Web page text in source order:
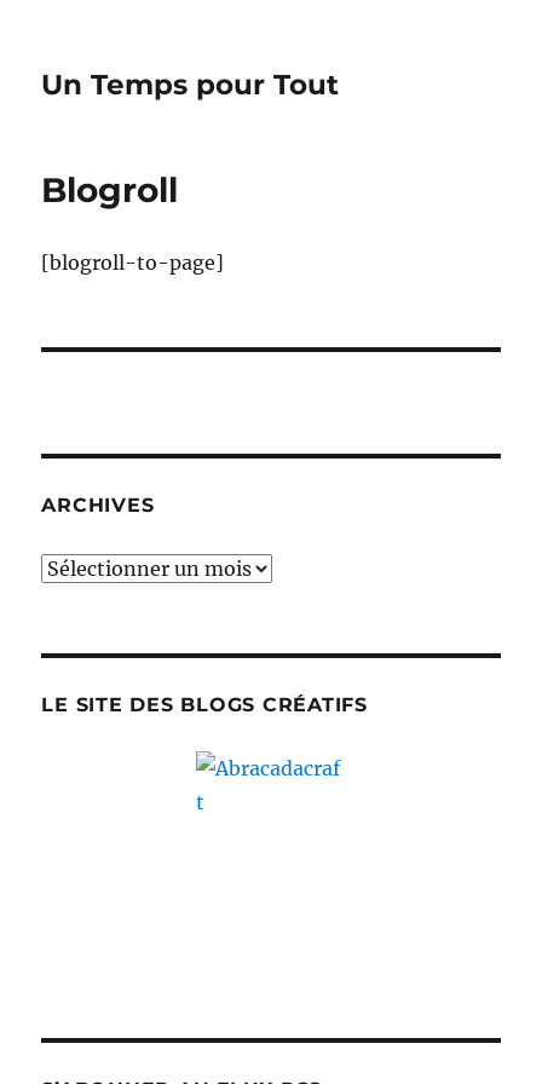
Un Temps pour Tout
Blogroll
[blogroll-to-page]
ARCHIVES
Archives
LE SITE DES BLOGS CRÉATIFS